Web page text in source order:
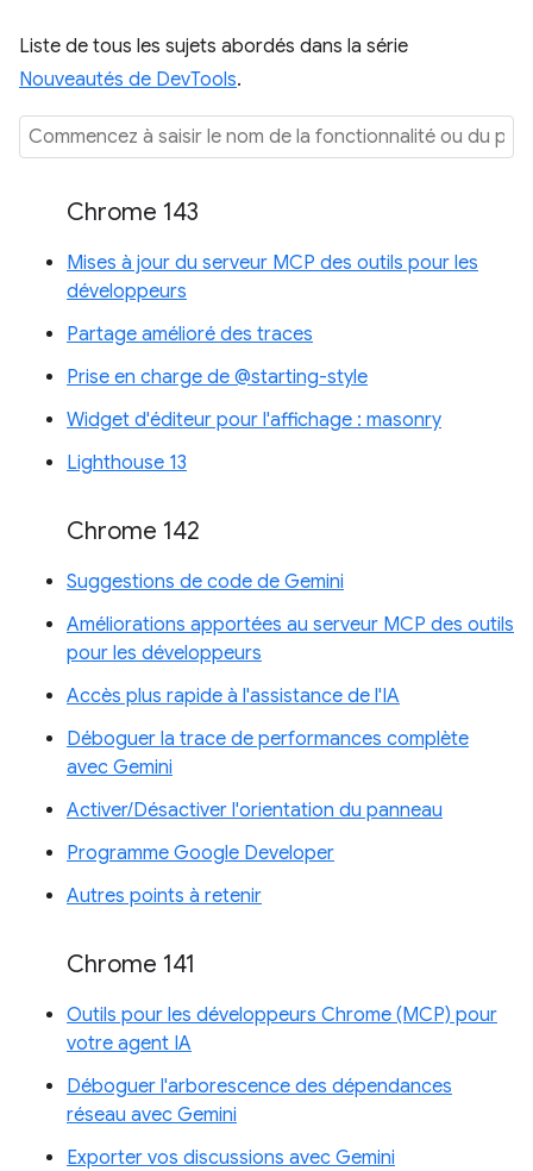
Liste de tous les sujets abordés dans la série
Nouveautés de DevTools.
Chrome 143
Mises à jour du serveur MCP des outils pour les
développeurs
Partage amélioré des traces
Prise en charge de @starting-style
Widget d'éditeur pour l'affichage : masonry
Lighthouse 13
Chrome 142
Suggestions de code de Gemini
Améliorations apportées au serveur MCP des outils
pour les développeurs
Accès plus rapide à l'assistance de l'IA
Déboguer la trace de performances complète
avec Gemini
Activer/Désactiver l'orientation du panneau
Programme Google Developer
Autres points à retenir
Chrome 141
Outils pour les développeurs Chrome (MCP) pour
votre agent IA
Déboguer l'arborescence des dépendances
réseau avec Gemini
Exporter vos discussions avec Gemini